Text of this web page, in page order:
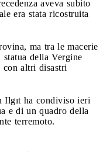
aveva subìto
era stata ricostruita
ma tra le macerie
della Vergine
con altri disastri
Ilgıt ha condiviso ieri
e di un quadro della
terremoto.